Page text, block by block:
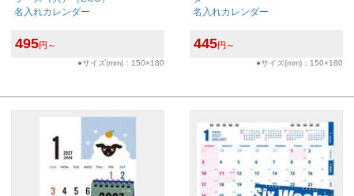
名入れカレンダー
495円～
●サイズ(mm)：150×180
名入れカレンダー
445円～
●サイズ(mm)：150×180